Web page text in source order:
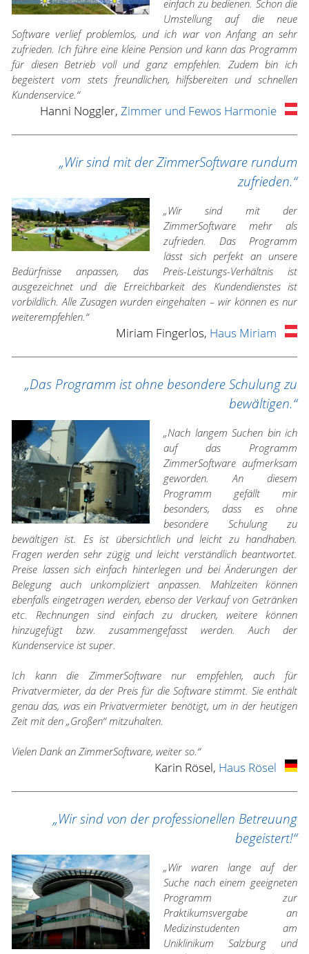
einfach zu bedienen. Schon die
Umstellung auf die neue
Software verlief problemlos, und ich war von Anfang an sehr
zufrieden. Ich führe eine kleine Pension und kann das Programm
für diesen Betrieb voll und ganz empfehlen. Zudem bin ich
begeistert vom stets freundlichen, hilfsbereiten und schnellen
Kundenservice.“
Hanni Noggler, Zimmer und Fewos Harmonie
„Wir sind mit der ZimmerSoftware rundum
zufrieden.“
„Wir sind mit der
ZimmerSoftware mehr als
zufrieden. Das Programm
lässt sich perfekt an unsere
Bedürfnisse anpassen, das Preis-Leistungs-Verhältnis ist
ausgezeichnet und die Erreichbarkeit des Kundendienstes ist
vorbildlich. Alle Zusagen wurden eingehalten – wir können es nur
weiterempfehlen.“
Miriam Fingerlos, Haus Miriam
„Das Programm ist ohne besondere Schulung zu
bewältigen.“
„Nach langem Suchen bin ich
auf das Programm
ZimmerSoftware aufmerksam
geworden. An diesem
Programm gefällt mir
besonders, dass es ohne
besondere Schulung zu
bewältigen ist. Es ist übersichtlich und leicht zu handhaben.
Fragen werden sehr zügig und leicht verständlich beantwortet.
Preise lassen sich einfach hinterlegen und bei Änderungen der
Belegung auch unkompliziert anpassen. Mahlzeiten können
ebenfalls eingetragen werden, ebenso der Verkauf von Getränken
etc. Rechnungen sind einfach zu drucken, weitere können
hinzugefügt bzw. zusammengefasst werden. Auch der
Kundenservice ist super.
Ich kann die ZimmerSoftware nur empfehlen, auch für
Privatvermieter, da der Preis für die Software stimmt. Sie enthält
genau das, was ein Privatvermieter benötigt, um in der heutigen
Zeit mit den „Großen“ mitzuhalten.
Vielen Dank an ZimmerSoftware, weiter so.“
Karin Rösel, Haus Rösel
„Wir sind von der professionellen Betreuung
begeistert!“
„Wir waren lange auf der
Suche nach einem geeigneten
Programm zur
Praktikumsvergabe an
Medizinstudenten am
Uniklinikum Salzburg und